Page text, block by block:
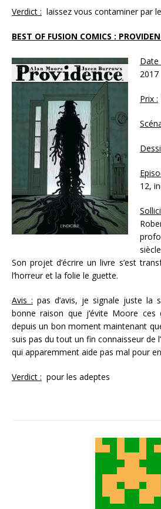
Verdict : laissez vous contaminer par
BEST OF FUSION COMICS :
2017
Prix :
12,
Son projet d’écrire un livre s’est
l’horreur et la folie le guette.
Avis : pas d’avis, je signale juste la
bonne raison que j’évite Moore
depuis un bon moment maintenant
suis pas du tout un fin connaisseur de
qui apparemment aide pas mal pour
Verdict : pour les adeptes